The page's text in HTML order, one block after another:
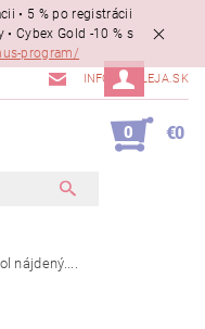
• 5 % po registrácii
Cybex Gold -10 % s
program/
INFO@MALEJA.SK
0 €0
nájdený....